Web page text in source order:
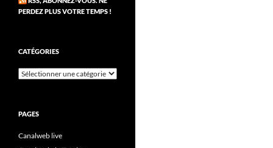
PERDEZ PLUS VOTRE TEMPS !
CATÉGORIES
Catégories
PAGES
Canalweb live